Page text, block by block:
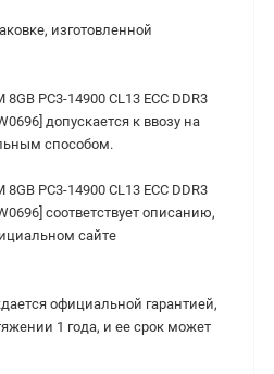
изготовленной
PC3-14900 CL13 ECC DDR3
допускается к ввозу на
способом.
PC3-14900 CL13 ECC DDR3
соответствует описанию,
сайте
официальной гарантией,
1 года, и ее срок может